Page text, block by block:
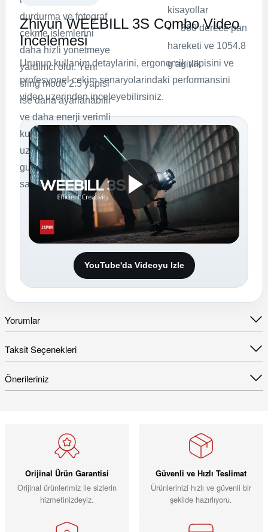
durdurma ve fotograf
cekme islemlerini
daha hizli yonetmeye
yardimci olur. Yeni
sling mode 2.5 yapisi
ise daha ayarlanabilir
ve daha enerji verimli
kullanim sunarak
uzun cekim
gunlerinde avantaj
saglar.
kisayollar
360 derece pan
hareketi ve 1054.8
g agirlik
Zhiyun WEEBILL 3S Combo Video
Incelemesi
Urunun kullanim detaylarini, ergonomik yapisini ve
profesyonel cekim senaryolarindaki performansini
video uzerinden inceleyebilirsiniz.
YouTube'da Videoyu Izle
Yorumlar
Taksit Seçenekleri
Önerileriniz
Orijinal Ürün Garantisi
Orijinal ürünlerimiz ile sizlerin
hizmetinizdeyiz.
Güvenli ve Hızlı Teslimat
Ürünlerinizi hızlı ve güvenli bir
şekilde hazırlıyoru.